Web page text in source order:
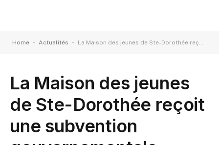
Home - Actualités - La Maison des jeunes de Ste-Dorothée reçoit une subvention gouvernementale
La Maison des jeunes
de Ste-Dorothée reçoit
une subvention